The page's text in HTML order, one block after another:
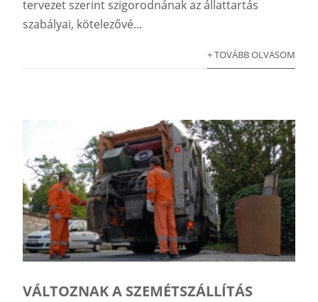
tervezet szerint szigorodnának az állattartás
szabályai, kötelezővé...
+ TOVÁBB OLVASOM
VÁLTOZNAK A SZEMÉTSZÁLLÍTÁS